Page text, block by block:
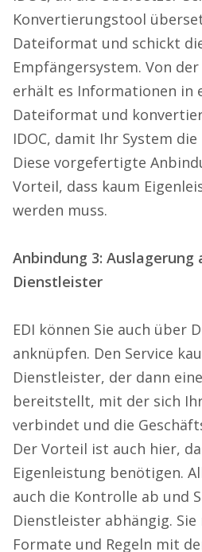
Konvertierungstool
Dateiformat und schickt
Empfängersystem. Von der
erhält es Informationen in
Dateiformat und
IDOC, damit Ihr System
Diese vorgefertigte
Vorteil, dass kaum
werden muss.
Anbindung 3: Auslagerung
Dienstleister
EDI können Sie auch über
anknüpfen. Den Service
Dienstleister, der dann
bereitstellt, mit der sich Ihr
verbindet und die
Der Vorteil ist auch hier,
Eigenleistung benötigen.
auch die Kontrolle ab und
Dienstleister abhängig. Sie
Formate und Regeln mit